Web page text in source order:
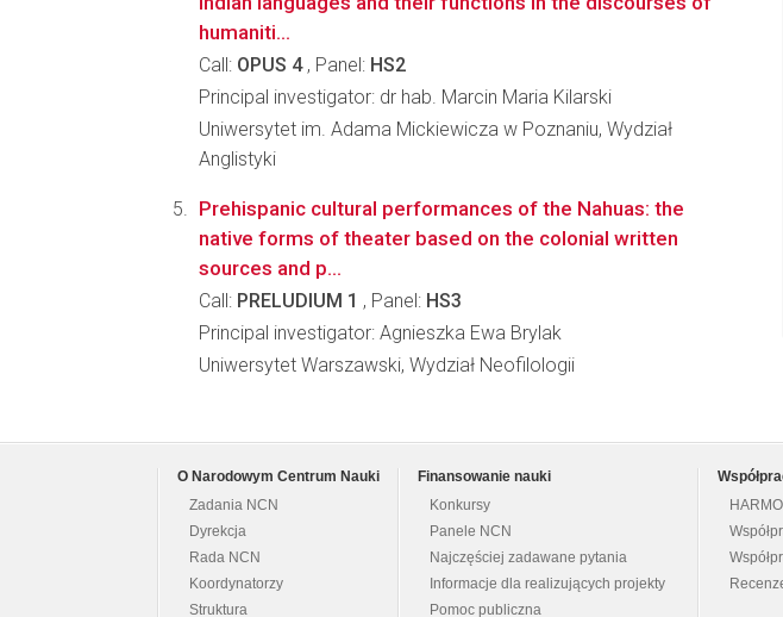
humaniti...
Call: OPUS 4, Panel: HS2
Principal investigator: dr hab. Marcin Maria Kilarski
Uniwersytet im. Adama Mickiewicza w Poznaniu, Wydział
Anglistyki
Prehispanic cultural performances of the Nahuas: the
native forms of theater based on the colonial written
sources and p...
Call: PRELUDIUM 1 , Panel: HS3
Principal investigator: Agnieszka Ewa Brylak
Uniwersytet Warszawski, Wydział Neofilologii
O Narodowym Centrum Nauki
Zadania NCN
Dyrekcja
Rada NCN
Koordynatorzy
Struktura
Finansowanie nauki
Konkursy
Panele NCN
Najczęściej zadawane pytania
Informacje dla realizujących projekty
Pomoc publiczna